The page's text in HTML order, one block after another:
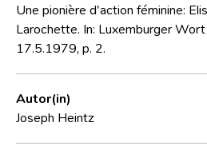
Kontakt
Une pionière d'action féminine:
Larochette. In: Luxemburger
17.5.1979, p. 2.
Autor(in)
Joseph Heintz